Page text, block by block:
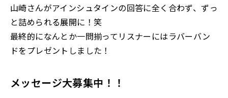
山崎さんがアインシュタインの回答に全く合わず、ずっ
と詰められる展開に！笑
最終的になんとか一問揃ってリスナーにはラバーバン
ドをプレゼントしました！
メッセージ大募集中！！